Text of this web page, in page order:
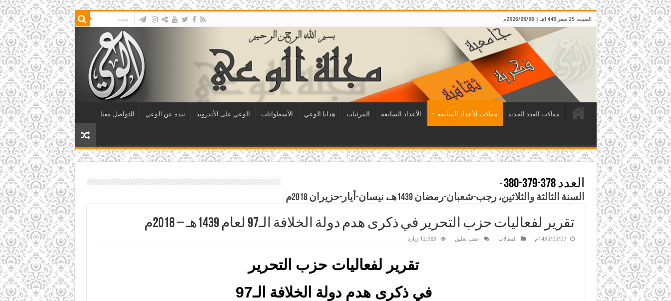
السبت، 25 صفر 1448هـ | 2026/08/08م
مقالات العدد الجديد مقالات الأعداد السابقة الأعداد السابقة المرئيات هدايا الوعي الأسطوانات الوعي على الأندرويد نبذة عن الوعي للتواصل معنا
العدد 378-379-380
-
السنة الثالثة والثلاثين، رجب-شعبان-رمضان 1439هـ، نيسان-أيار-حزيران 2018م
تقرير لفعاليات حزب التحرير في ذكرى هدم دولة الخلافة الـ97 لعام 1439هـ – 2018م
1439/09/07م المقالات اضف تعليق 12,983 زيارة
تقرير لفعاليات حزب التحرير
في ذكرى هدم دولة الخلافة الـ97